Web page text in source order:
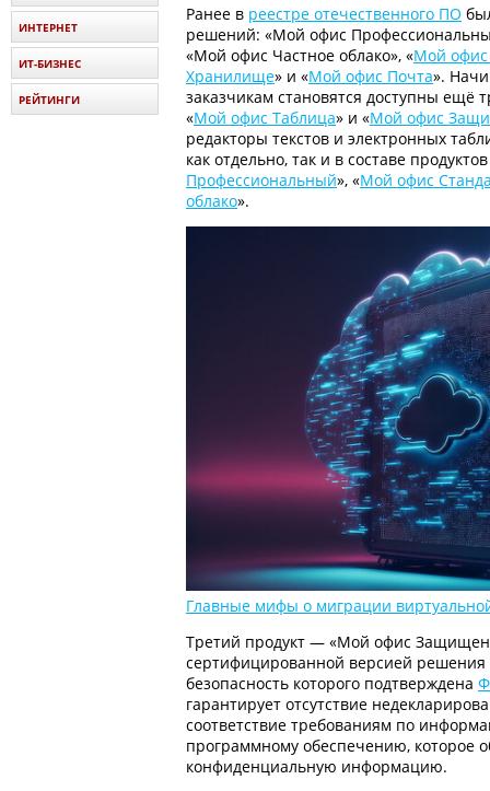
Ранее в реестре отечественного ПО
решений: «Мой офис
«Мой офис Частное облако», «Мой
Хранилище» и «Мой офис Почта».
заказчикам становятся доступны ещё
«Мой офис Таблица» и «Мой офис
редакторы текстов и электронных
как отдельно, так и в составе
Профессиональный», «Мой офис
облако».
Главные мифы о миграции
Третий продукт — «Мой офис
сертифицированной версией решения
безопасность которого подтверждена
гарантирует отсутствие
соответствие требованиям по
программному обеспечению, которое
конфиденциальную информацию.
ИНТЕРНЕТ
ИТ-БИЗНЕС
РЕЙТИНГИ